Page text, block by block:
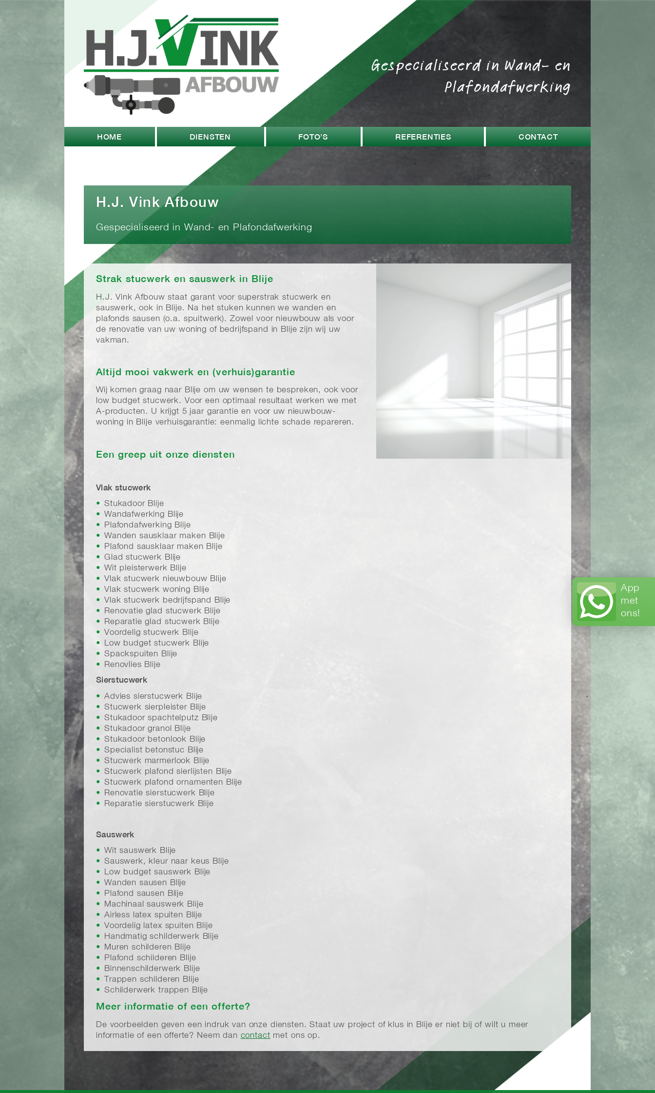
App
met
ons!
Gespecialiseerd in Wand- en
Plafondafwerking
HOME DIENSTEN FOTO’S REFERENTIES CONTACT
H.J. Vink Afbouw
Gespecialiseerd in Wand- en Plafondafwerking
Strak stucwerk en sauswerk in Blije
H.J. Vink Afbouw staat garant voor superstrak stucwerk en
sauswerk, ook in Blije. Na het stuken kunnen we wanden en
plafonds sausen (o.a. spuitwerk). Zowel voor nieuwbouw als voor
de renovatie van uw woning of bedrijfspand in Blije zijn wij uw
vakman.
Altijd mooi vakwerk en (verhuis)garantie
Wij komen graag naar Blije om uw wensen te bespreken, ook voor
low budget stucwerk. Voor een optimaal resultaat werken we met
A-producten. U krijgt 5 jaar garantie en voor uw nieuwbouw-
woning in Blije verhuisgarantie: eenmalig lichte schade repareren.
Een greep uit onze diensten
Vlak stucwerk
Stukadoor Blije
Wandafwerking Blije
Plafondafwerking Blije
Wanden sausklaar maken Blije
Plafond sausklaar maken Blije
Glad stucwerk Blije
Wit pleisterwerk Blije
Vlak stucwerk nieuwbouw Blije
Vlak stucwerk woning Blije
Vlak stucwerk bedrijfspand Blije
Renovatie glad stucwerk Blije
Reparatie glad stucwerk Blije
Voordelig stucwerk Blije
Low budget stucwerk Blije
Spackspuiten Blije
Renovlies Blije
Sierstucwerk
Advies sierstucwerk Blije
Stucwerk sierpleister Blije
Stukadoor spachtelputz Blije
Stukadoor granol Blije
Stukadoor betonlook Blije
Specialist betonstuc Blije
Stucwerk marmerlook Blije
Stucwerk plafond sierlijsten Blije
Stucwerk plafond ornamenten Blije
Renovatie sierstucwerk Blije
Reparatie sierstucwerk Blije
Sauswerk
Wit sauswerk Blije
Sauswerk, kleur naar keus Blije
Low budget sauswerk Blije
Wanden sausen Blije
Plafond sausen Blije
Machinaal sauswerk Blije
Airless latex spuiten Blije
Voordelig latex spuiten Blije
Handmatig schilderwerk Blije
Muren schilderen Blije
Plafond schilderen Blije
Binnenschilderwerk Blije
Trappen schilderen Blije
Schilderwerk trappen Blije
Meer informatie of een offerte?
De voorbeelden geven een indruk van onze diensten. Staat uw project of klus in Blije er niet bij of wilt u meer
informatie of een offerte? Neem dan contact met ons op.